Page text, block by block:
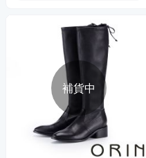
補貨中